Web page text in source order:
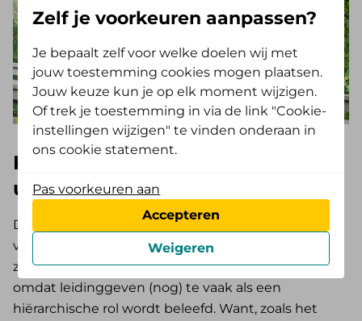
Kennis komt niet vanzelf: de
uitdagingen van leidinggeven
Dit is geen verwijt aan leidinggevenden. Deze rol
vraagt om nieuwe kennis en vaardigheden en die
zitten niet automatisch in je rugzak. Dit komt
omdat leidinggeven (nog) te vaak als een
hiërarchische rol wordt beleefd. Want, zoals het
Zelf je voorkeuren aanpassen?
Je bepaalt zelf voor welke doelen wij met
jouw toestemming cookies mogen plaatsen.
Jouw keuze kun je op elk moment wijzigen.
Of trek je toestemming in via de link "Cookie-
instellingen wijzigen" te vinden onderaan in
ons cookie statement.
Pas voorkeuren aan
Accepteren
Weigeren